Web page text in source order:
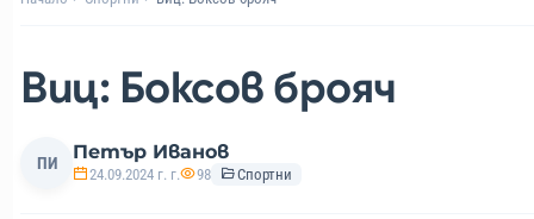
Виц: Боксов брояч
ПИ Петър Иванов
24.09.2024 г. г. 98 Спортни